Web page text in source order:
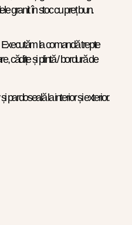
granit în stoc cu preț bun.
la comandă trepte
cădițe și plintă / bordură de
la interior și exterior.